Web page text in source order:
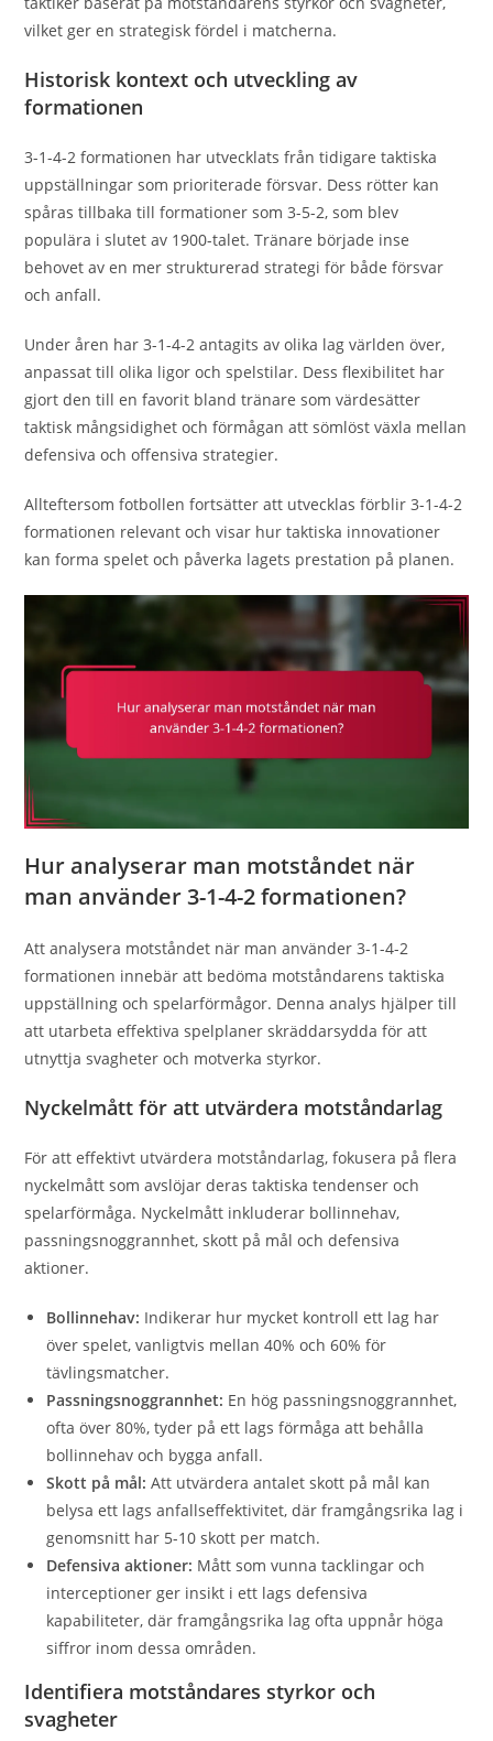
vilket ger en strategisk fördel i matcherna.
Historisk kontext och utveckling av
formationen
3-1-4-2 formationen har utvecklats från tidigare taktiska
uppställningar som prioriterade försvar. Dess rötter kan
spåras tillbaka till formationer som 3-5-2, som blev
populära i slutet av 1900-talet. Tränare började inse
behovet av en mer strukturerad strategi för både försvar
och anfall.
Under åren har 3-1-4-2 antagits av olika lag världen över,
anpassat till olika ligor och spelstilar. Dess flexibilitet har
gjort den till en favorit bland tränare som värdesätter
taktisk mångsidighet och förmågan att sömlöst växla mellan
defensiva och offensiva strategier.
Allteftersom fotbollen fortsätter att utvecklas förblir 3-1-4-2
formationen relevant och visar hur taktiska innovationer
kan forma spelet och påverka lagets prestation på planen.
Hur analyserar man motståndet när
man använder 3-1-4-2 formationen?
Att analysera motståndet när man använder 3-1-4-2
formationen innebär att bedöma motståndarens taktiska
uppställning och spelarförmågor. Denna analys hjälper till
att utarbeta effektiva spelplaner skräddarsydda för att
utnyttja svagheter och motverka styrkor.
Nyckelmått för att utvärdera motståndarlag
För att effektivt utvärdera motståndarlag, fokusera på flera
nyckelmått som avslöjar deras taktiska tendenser och
spelarförmåga. Nyckelmått inkluderar bollinnehav,
passningsnoggrannhet, skott på mål och defensiva
aktioner.
Bollinnehav: Indikerar hur mycket kontroll ett lag har
över spelet, vanligtvis mellan 40% och 60% för
tävlingsmatcher.
Passningsnoggrannhet: En hög passningsnoggrannhet,
ofta över 80%, tyder på ett lags förmåga att behålla
bollinnehav och bygga anfall.
Skott på mål: Att utvärdera antalet skott på mål kan
belysa ett lags anfallseffektivitet, där framgångsrika lag i
genomsnitt har 5-10 skott per match.
Defensiva aktioner: Mått som vunna tacklingar och
interceptioner ger insikt i ett lags defensiva
kapabiliteter, där framgångsrika lag ofta uppnår höga
siffror inom dessa områden.
Identifiera motståndares styrkor och
svagheter